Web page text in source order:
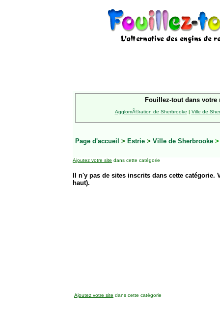
Fouillez-tout dans votre
AgglomÃ©ration de Sherbrooke | Ville de
Page d'accueil > Estrie > Ville de Sherbrooke
Ajoutez votre site dans cette catégorie
Il n'y pas de sites inscrits dans cette
haut).
Ajoutez votre site dans cette catégorie